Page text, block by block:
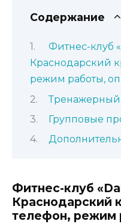
Содержание
Фитнес-клуб
Краснодарский
режим работы,
Тренажерный
Групповые
Фитнес-клуб
Краснодарский
телефон, режим